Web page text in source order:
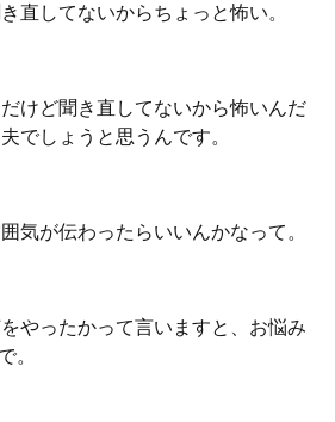
直してないからちょっと怖い。
けど聞き直してないから怖いんだ
でしょうと思うんです。
気が伝わったらいいんかなって。
やったかって言いますと、お悩み
。